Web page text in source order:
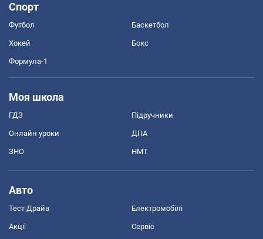
Спорт
Футбол Баскетбол
Хокей Бокс
Формула-1
Моя школа
ГДЗ Підручники
Онлайн уроки ДПА
ЗНО НМТ
Авто
Тест Драйв Електромобілі
Акції Сервіс